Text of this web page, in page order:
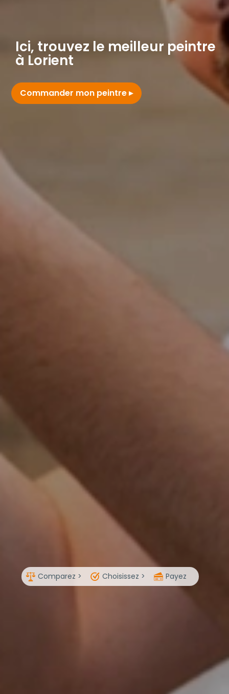
Ici, trouvez le meilleur peintre
à Lorient
Commander mon peintre
Comparez > Choisissez > Payez